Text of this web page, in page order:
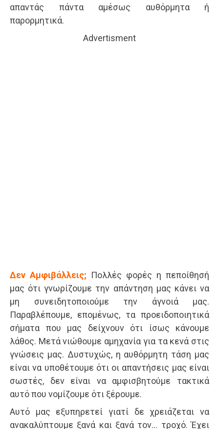
απαντάς πάντα αμέσως αυθόρμητα ή
παρορμητικά.
Advertisment
Δεν Αμφιβάλλεις; Πολλές φορές η πεποίθησή
μας ότι γνωρίζουμε την απάντηση μας κάνει να
μη συνειδητοποιούμε την άγνοιά μας.
Παραβλέπουμε, επομένως, τα προειδοποιητικά
σήματα που μας δείχνουν ότι ίσως κάνουμε
λάθος. Μετά νιώθουμε αμηχανία για τα κενά στις
γνώσεις μας. Δυστυχώς, η αυθόρμητη τάση μας
είναι να υποθέτουμε ότι οι απαντήσεις μας είναι
σωστές, δεν είναι να αμφισβητούμε τακτικά
αυτό που νομίζουμε ότι ξέρουμε.
Αυτό μας εξυπηρετεί γιατί δε χρειάζεται να
ανακαλύπτουμε ξανά και ξανά τον… τροχό. Έχει